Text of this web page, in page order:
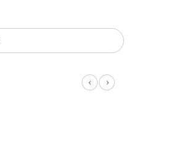
Previous
Next